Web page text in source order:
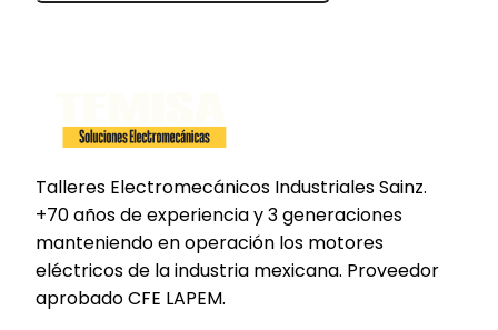
Talleres Electromecánicos Industriales Sainz.
+70 añosde experiencia y3 generaciones
manteniendo en operación los motores
eléctricos de la industria mexicana. Proveedor
aprobado CFE LAPEM.